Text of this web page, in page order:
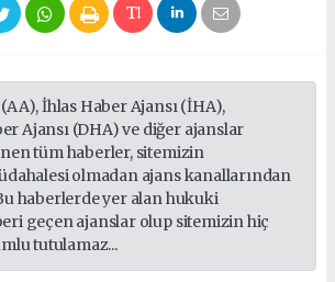
İhlas Haber Ajansı (İHA),
Ajansı (DHA) ve diğer ajanslar
tüm haberler, sitemizin
olmadan ajans kanallarından
haberlerde yer alan hukuki
geçen ajanslar olup sitemizin hiç
tutulamaz...